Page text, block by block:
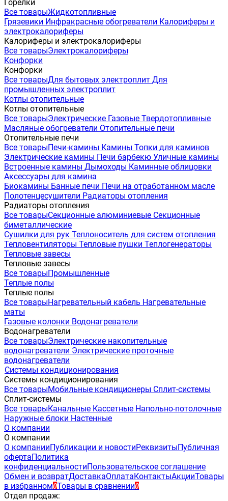
Горелки
Все товарыЖидкотопливные
Грязевики Инфракрасные обогреватели Калориферы и
электрокалориферы
Калориферы и электрокалориферы
Все товарыЭлектрокалориферы
Конфорки
Конфорки
Все товарыДля бытовых электроплит Для
промышленных электроплит
Котлы отопительные
Котлы отопительные
Все товарыЭлектрические Газовые Твердотопливные
Масляные обогреватели Отопительные печи
Отопительные печи
Все товарыПечи-камины Камины Топки для каминов
Электрические камины Печи барбекю Уличные камины
Встроенные камины Дымоходы Каминные облицовки
Аксессуары для камина
Биокамины Банные печи Печи на отработанном масле
Полотенцесушители Радиаторы отопления
Радиаторы отопления
Все товарыСекционные алюминиевые Секционные
биметаллические
Сушилки для рук Теплоноситель для систем отопления
Тепловентиляторы Тепловые пушки Теплогенераторы
Тепловые завесы
Тепловые завесы
Все товарыПромышленные
Теплые полы
Теплые полы
Все товарыНагревательный кабель Нагревательные
маты
Газовые колонки Водонагреватели
Водонагреватели
Все товарыЭлектрические накопительные
водонагреватели Электрические проточные
водонагреватели
Системы кондиционирования
Системы кондиционирования
Все товарыМобильные кондиционеры Сплит-системы
Сплит-системы
Все товарыКанальные Кассетные Напольно-потолочные
Наружные блоки Настенные
О компании
О компании
О компанииПубликации и новостиРеквизитыПубличная
офертаПолитика
конфиденциальностиПользовательское соглашение
Обмен и возвратДоставкаОплатаКонтактыАкцииТовары
в избранном0Товары в сравнении0
Отдел продаж: